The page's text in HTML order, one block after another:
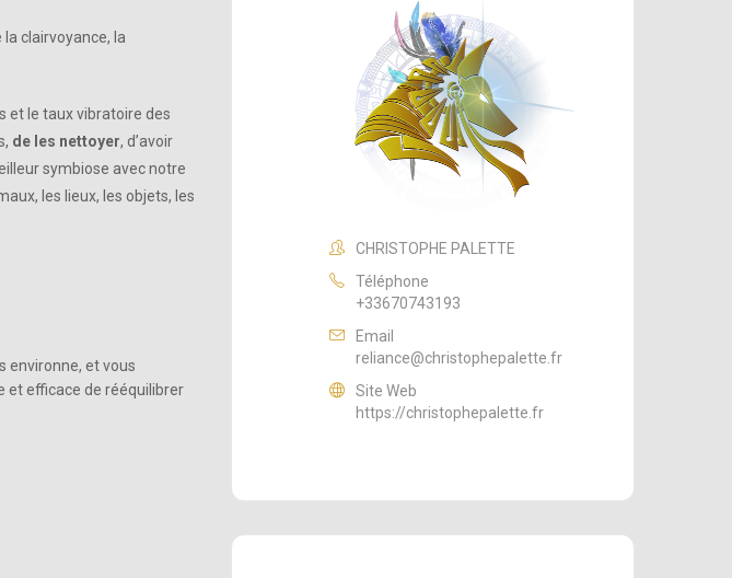
clairvoyance, la
et le taux vibratoire des
de les nettoyer, d’avoir
symbiose avec notre
les lieux, les objets, les
environne, et vous
et efficace de rééquilibrer
CHRISTOPHE PALETTE
Téléphone
+33670743193
Email
reliance@christophepalette.fr
Site Web
https://christophepalette.fr